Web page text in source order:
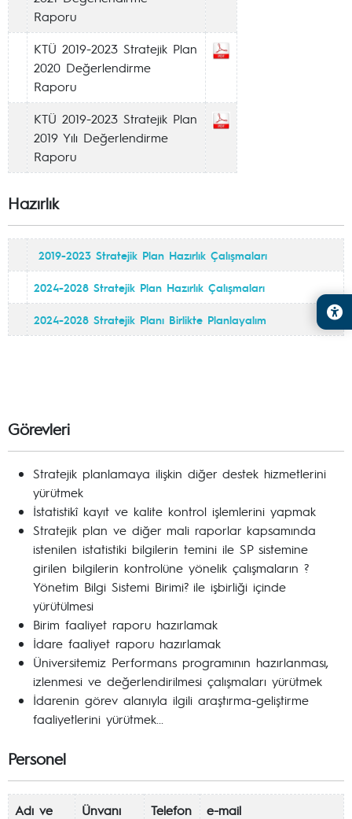
Raporu
KTÜ 2019-2023 Stratejik Plan
2020 Değerlendirme
Raporu
KTÜ 2019-2023 Stratejik Plan
2019 Yılı Değerlendirme
Raporu
Hazırlık
2019-2023 Stratejik Plan Hazırlık Çalışmaları
2024-2028 Stratejik Plan Hazırlık Çalışmaları
2024-2028 Stratejik Planı Birlikte Planlayalım
Görevleri
Stratejik planlamaya ilişkin diğer destek hizmetlerini
yürütmek
İstatistikî kayıt ve kalite kontrol işlemlerini yapmak
Stratejik plan ve diğer mali raporlar kapsamında
istenilen istatistiki bilgilerin temini ile SP sistemine
girilen bilgilerin kontrolüne yönelik çalışmaların ?
Yönetim Bilgi Sistemi Birimi? ile işbirliği içinde
yürütülmesi
Birim faaliyet raporu hazırlamak
İdare faaliyet raporu hazırlamak
Üniversitemiz Performans programının hazırlanması,
izlenmesi ve değerlendirilmesi çalışmaları yürütmek
İdarenin görev alanıyla ilgili araştırma-geliştirme
faaliyetlerini yürütmek...
Personel
Adı ve
Ünvanı
Telefon
e-mail